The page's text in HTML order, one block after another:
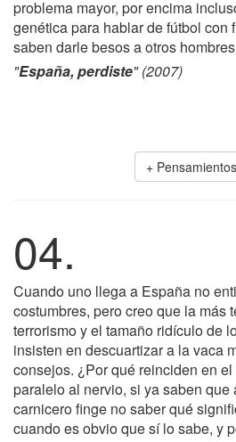
problema mayor, por encima
genética para hablar de fútbol con
saben darle besos a otros
"España, perdiste" (2007)
+
04.
Cuando uno llega a España no
costumbres, pero creo que la más
terrorismo y el tamaño ridículo de
insisten en descuartizar a la vaca
consejos. ¿Por qué reinciden en
paralelo al nervio, si ya saben que
carnicero finge no saber qué
cuando es obvio que sí lo sabe, y